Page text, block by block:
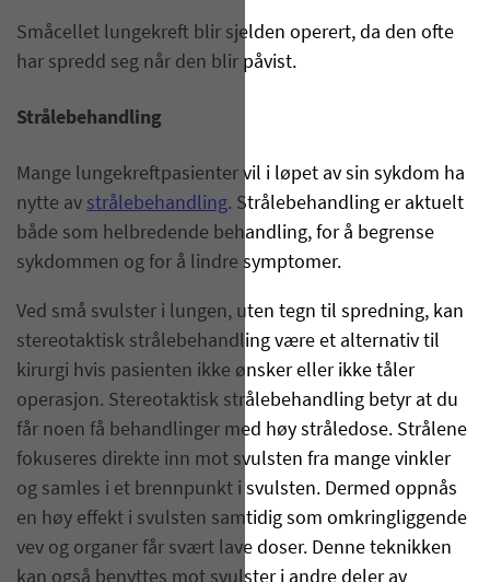
Småcellet lungekreft blir sjelden operert, da den ofte
har spredd seg når den blir påvist.
Strålebehandling
Mange lungekreftpasienter vil i løpet av sin sykdom ha
nytte av strålebehandling. Strålebehandling er aktuelt
både som helbredende behandling, for å begrense
sykdommen og for å lindre symptomer.
Ved små svulster i lungen, uten tegn til spredning, kan
stereotaktisk strålebehandling være et alternativ til
kirurgi hvis pasienten ikke ønsker eller ikke tåler
operasjon. Stereotaktisk strålebehandling betyr at du
får noen få behandlinger med høy stråledose. Strålene
fokuseres direkte inn mot svulsten fra mange vinkler
og samles i et brennpunkt i svulsten. Dermed oppnås
en høy effekt i svulsten samtidig som omkringliggende
vev og organer får svært lave doser. Denne teknikken
kan også benyttes mot svulster i andre deler av